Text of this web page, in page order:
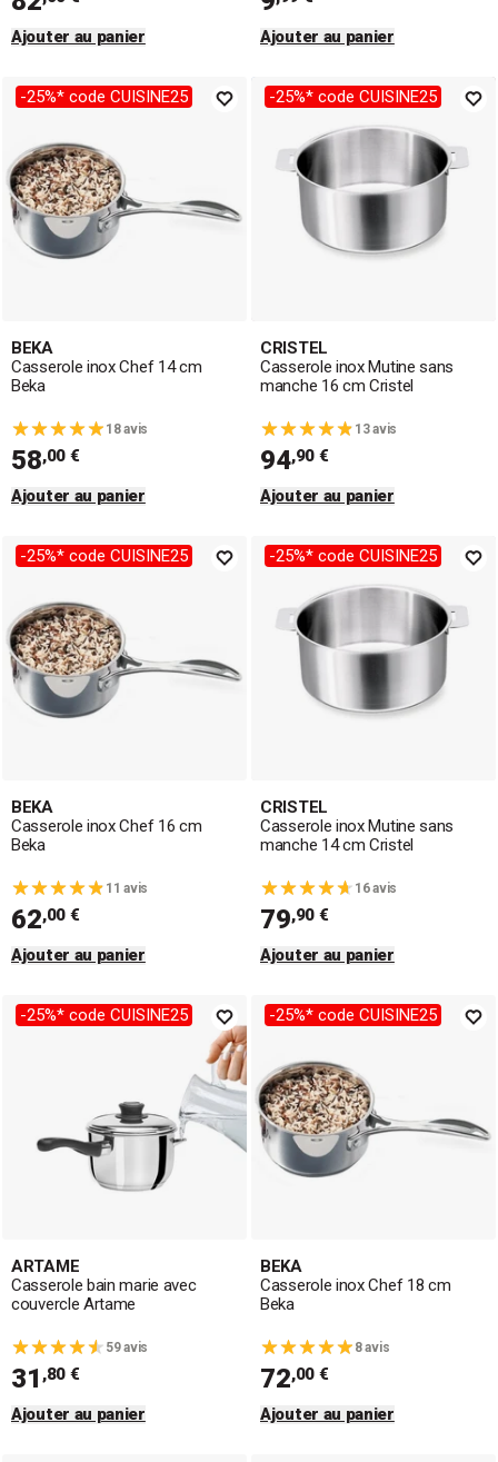
Ajouter au panier
Ajouter au panier
-25%* code CUISINE25
BEKA
Casserole inox Chef 14 cm
Beka
18 avis
58,00 €
Ajouter au panier
-25%* code CUISINE25
CRISTEL
Casserole inox Mutine sans
manche 16 cm Cristel
13 avis
94,90 €
Ajouter au panier
-25%* code CUISINE25
BEKA
Casserole inox Chef 16 cm
Beka
11 avis
62,00 €
Ajouter au panier
-25%* code CUISINE25
CRISTEL
Casserole inox Mutine sans
manche 14 cm Cristel
16 avis
79,90 €
Ajouter au panier
-25%* code CUISINE25
ARTAME
Casserole bain marie avec
couvercle Artame
59 avis
31 ,80 €
Ajouter au panier
-25%* code CUISINE25
BEKA
Casserole inox Chef 18 cm
Beka
8 avis
72,00 €
Ajouter au panier